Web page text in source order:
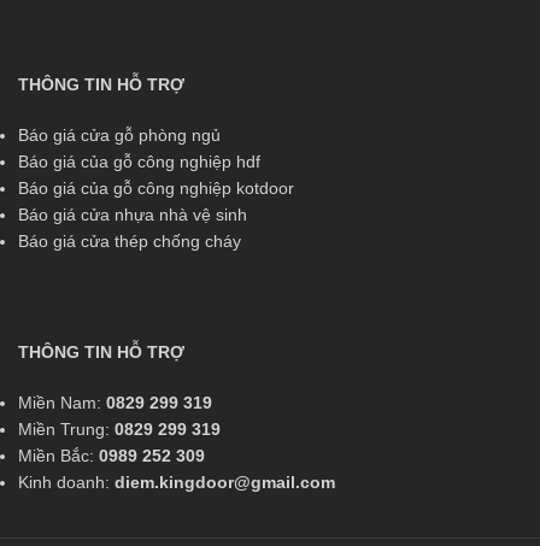
THÔNG TIN HỖ TRỢ
Báo giá cửa gỗ phòng ngủ
Báo giá của gỗ công nghiệp hdf
Báo giá của gỗ công nghiệp kotdoor
Báo giá cửa nhựa nhà vệ sinh
Báo giá cửa thép chống cháy
THÔNG TIN HỖ TRỢ
Miền Nam: 0829 299 319
Miền Trung: 0829 299 319
Miền Bắc: 0989 252 309
Kinh doanh: diem.kingdoor@gmail.com